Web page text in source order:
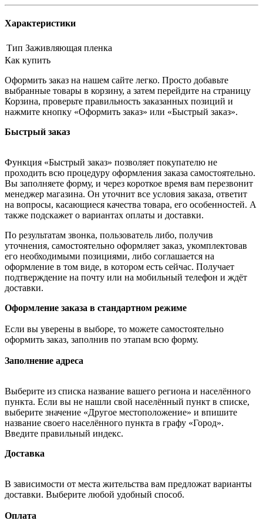
Характеристики
Тип Заживляющая пленка
Как купить
Оформить заказ на нашем сайте легко. Просто добавьте
выбранные товары в корзину, а затем перейдите на страницу
Корзина, проверьте правильность заказанных позиций и
нажмите кнопку «Оформить заказ» или «Быстрый заказ».
Быстрый заказ
Функция «Быстрый заказ» позволяет покупателю не
проходить всю процедуру оформления заказа самостоятельно.
Вы заполняете форму, и через короткое время вам перезвонит
менеджер магазина. Он уточнит все условия заказа, ответит
на вопросы, касающиеся качества товара, его особенностей. А
также подскажет о вариантах оплаты и доставки.
По результатам звонка, пользователь либо, получив
уточнения, самостоятельно оформляет заказ, укомплектовав
его необходимыми позициями, либо соглашается на
оформление в том виде, в котором есть сейчас. Получает
подтверждение на почту или на мобильный телефон и ждёт
доставки.
Оформление заказа в стандартном режиме
Если вы уверены в выборе, то можете самостоятельно
оформить заказ, заполнив по этапам всю форму.
Заполнение адреса
Выберите из списка название вашего региона и населённого
пункта. Если вы не нашли свой населённый пункт в списке,
выберите значение «Другое местоположение» и впишите
название своего населённого пункта в графу «Город».
Введите правильный индекс.
Доставка
В зависимости от места жительства вам предложат варианты
доставки. Выберите любой удобный способ.
Оплата